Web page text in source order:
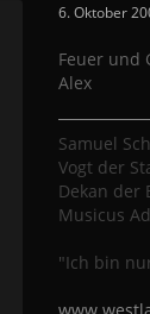
6. Oktober
Feuer und
Alex
Samuel
Vogt der
Dekan der
Musicus
"Ich bin